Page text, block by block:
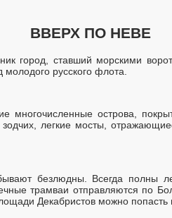
ВВЕРХ ПО НЕВЕ
город, ставший морскими
русского флота.
многочисленные острова,
легкие мосты,
безлюдны. Всегда полны
трамваи отправляются по
Декабристов можно попасть